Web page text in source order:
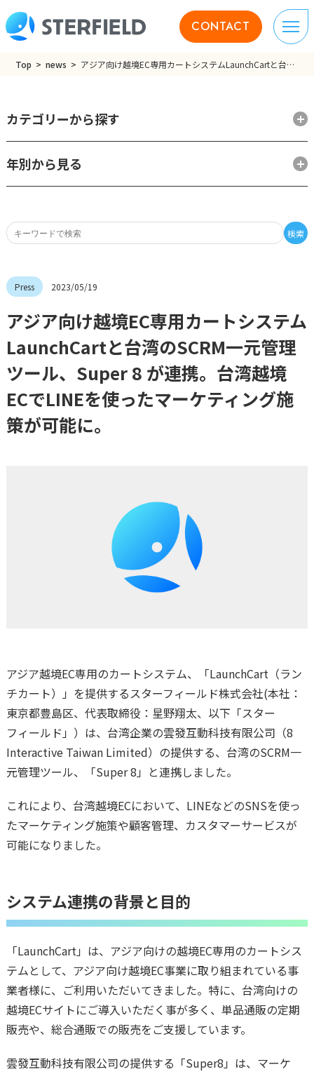
CONTACT
Top news アジア向け越境EC専用カートシステムLaunchCartと台湾のSCRM一元管理ツール、Super 8 が連携。台湾越境ECでLINEを使ったマーケティング施策が可能に。
検索
カテゴリーから探す
年別から見る
2023/05/19
アジア向け越境EC専用カートシステム
LaunchCartと台湾のSCRM一元管理
ツール、Super 8 が連携。台湾越境
ECでLINEを使ったマーケティング施
策が可能に。
アジア越境EC専用のカートシステム、「LaunchCart（ラン
チカート）」を提供するスターフィールド株式会社(本社：
東京都豊島区、代表取締役：星野翔太、以下「スター
フィールド」）は、台湾企業の雲發互動科技有限公司（8
Interactive Taiwan Limited）の提供する、台湾のSCRM一
元管理ツール、「Super 8」と連携しました。
これにより、台湾越境ECにおいて、LINEなどのSNSを使っ
たマーケティング施策や顧客管理、カスタマーサービスが
可能になりました。
システム連携の背景と目的
「LaunchCart」は、アジア向けの越境EC専用のカートシス
テムとして、アジア向け越境EC事業に取り組まれている事
業者様に、ご利用いただいてきました。特に、台湾向けの
越境ECサイトにご導入いただく事が多く、単品通販の定期
販売や、総合通販での販売をご支援しています。
雲發互動科技有限公司の提供する「Super8」は、マーケ